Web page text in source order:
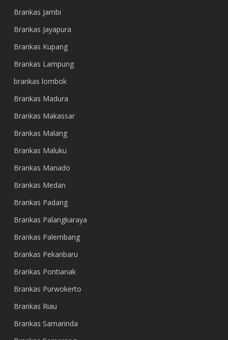
Brankas Jambi
Brankas Jayapura
Brankas Kupang
Brankas Lampung
brankas lombok
Brankas Madura
Brankas Makassar
Brankas Malang
Brankas Maluku
Brankas Manado
Brankas Medan
Brankas Padang
Brankas Palangkaraya
Brankas Palembang
Brankas Pekanbaru
Brankas Pontianak
Brankas Purwokerto
Brankas Riau
Brankas Samarinda